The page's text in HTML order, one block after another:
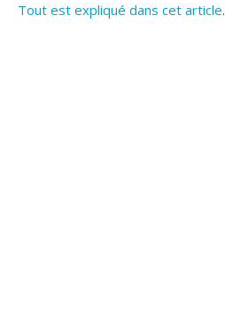
Tout est expliqué dans cet article.